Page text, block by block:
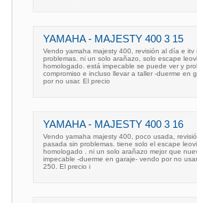
YAMAHA - MAJESTY 400 3 15
Vendo yamaha majesty 400, revisión al día e itv
problemas. ni un solo arañazo, solo escape
homologado. está impecable se puede ver y
compromiso e incluso llevar a taller -duerme en
por no usar. El precio
YAMAHA - MAJESTY 400 3 16
Vendo yamaha majesty 400, poco usada,
pasada sin problemas. tiene solo el escape
homologado . ni un solo arañazo mejor que
impecable -duerme en garaje- vendo por no
250. El precio i